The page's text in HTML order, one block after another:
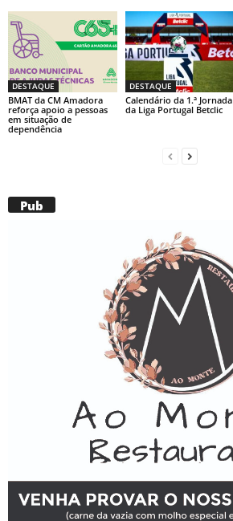
DESTAQUE
BMAT da CM Amadora
reforça apoio a pessoas
em situação de
dependência
DESTAQUE
Calendário da 1.ª Jornada
da Liga Portugal Betclic
Pub